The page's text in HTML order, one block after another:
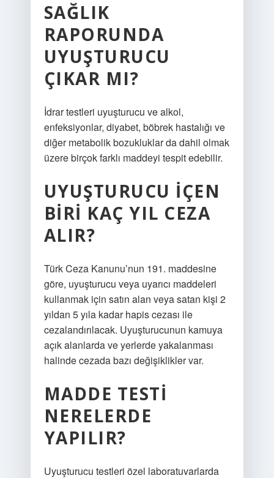
SAĞLIK
RAPORUNDA
UYUŞTURUCU
ÇIKAR MI?
İdrar testleri uyuşturucu ve alkol,
enfeksiyonlar, diyabet, böbrek hastalığı ve
diğer metabolik bozukluklar da dahil olmak
üzere birçok farklı maddeyi tespit edebilir.
UYUŞTURUCU IÇEN
BIRI KAÇ YIL CEZA
ALIR?
Türk Ceza Kanunu’nun 191. maddesine
göre, uyuşturucu veya uyarıcı maddeleri
kullanmak için satın alan veya satan kişi 2
yıldan 5 yıla kadar hapis cezası ile
cezalandırılacak. Uyuşturucunun kamuya
açık alanlarda ve yerlerde yakalanması
halinde cezada bazı değişiklikler var.
MADDE TESTI
NERELERDE
YAPILIR?
Uyuşturucu testleri özel laboratuvarlarda